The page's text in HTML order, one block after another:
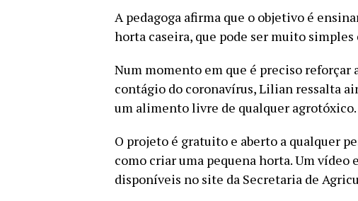
A pedagoga afirma que o objetivo é
horta caseira, que pode ser muito simples
Num momento em que é preciso reforçar
contágio do coronavírus, Lilian ressalta
um alimento livre de qualquer agrotóxico.
O projeto é gratuito e aberto a qualquer
como criar uma pequena horta. Um
disponíveis no site da Secretaria de